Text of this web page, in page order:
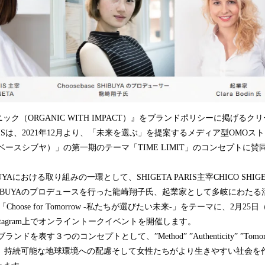
み
込
み
中
で
ク（ORGANIC WITH IMPACT）』をブランドポリシーに掲げるク
は、2021年12月より、「未来を選ぶ」を提案するメディア型OMOス
ースシブヤ）」の第一期のテーマ「TIME LIMIT」のコンセプトに賛
における取り組みの一環として、SHIGETA PARIS主宰CHICO
のプロデュースを行った龍崎翔子氏、起業家として多岐にわたる
Choose for Tomorrow -私たちが選びたい未来-」をテーマに、2月25日
上でオンライントークイベントを開催します。
ランドを表す３つのコンセプトとして、”Method” ”Authenticity”
持続可能な地球環境への配慮そして女性たちがより生きやすい社会を